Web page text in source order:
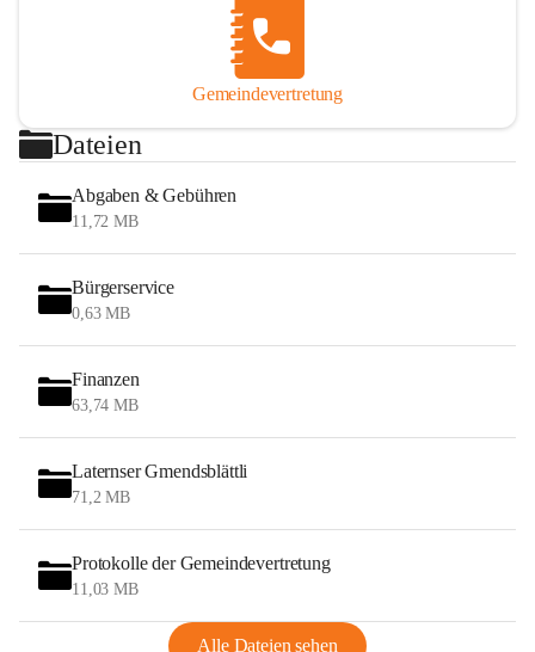
Gemeindevertretung
Dateien
Abgaben & Gebühren
11,72 MB
Bürgerservice
0,63 MB
Finanzen
63,74 MB
Laternser Gmendsblättli
71,2 MB
Protokolle der Gemeindevertretung
11,03 MB
Alle Dateien sehen